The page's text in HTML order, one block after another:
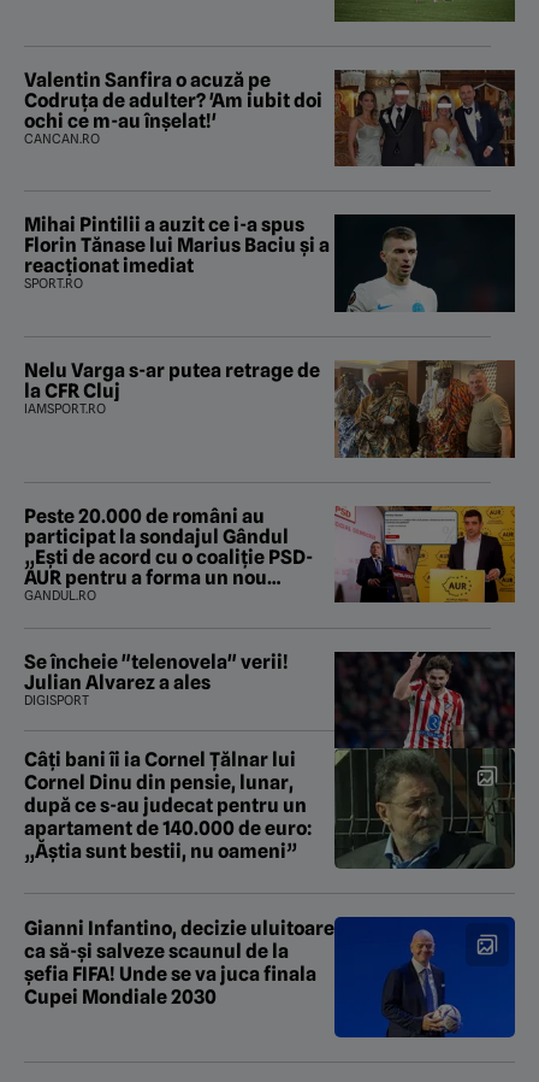
Valentin Sanfira o acuză pe
Codruța de adulter? 'Am iubit doi
ochi ce m-au înșelat!'
CANCAN.RO
Mihai Pintilii a auzit ce i-a spus
Florin Tănase lui Marius Baciu și a
reacționat imediat
SPORT.RO
Nelu Varga s-ar putea retrage de
la CFR Cluj
IAMSPORT.RO
Peste 20.000 de români au
participat la sondajul Gândul
„Ești de acord cu o coaliție PSD-
AUR pentru a forma un nou
Guvern și a încheia criza
GANDUL.RO
Se încheie "telenovela" verii!
Julian Alvarez a ales
DIGISPORT
Câți bani îi ia Cornel Țălnar lui
Cornel Dinu din pensie, lunar,
după ce s-au judecat pentru un
apartament de 140.000 de euro:
„Ăștia sunt bestii, nu oameni”
Gianni Infantino, decizie uluitoare
ca să-și salveze scaunul de la
șefia FIFA! Unde se va juca finala
Cupei Mondiale 2030